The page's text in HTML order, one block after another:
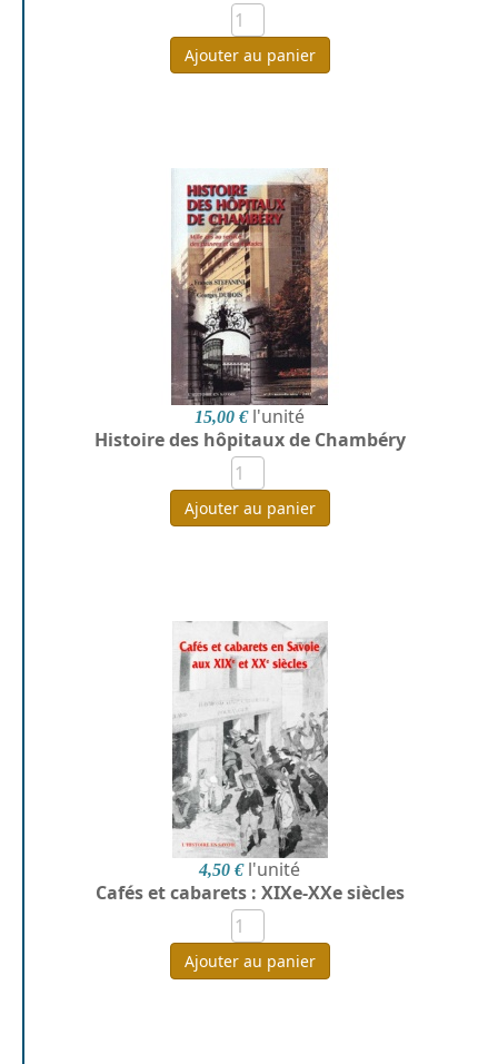
Ajouter au panier
15,00 € l'unité
Histoire des hôpitaux de Chambéry
Ajouter au panier
4,50 € l'unité
Cafés et cabarets : XIXe-XXe siècles
Ajouter au panier